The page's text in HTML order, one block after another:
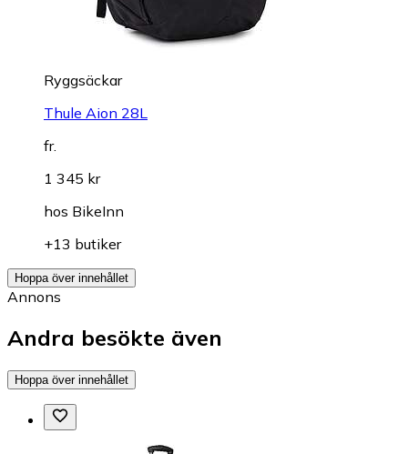
Ryggsäckar
Thule Aion 28L
fr.
1 345 kr
hos BikeInn
+13 butiker
Hoppa över innehållet
Annons
Andra besökte även
Hoppa över innehållet